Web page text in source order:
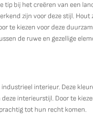
tip bij het creëren van een
zijn voor deze stijl. Hout
te kiezen voor deze
de ruwe en gezellige
interieur. Deze
interieurstijl. Door te
tot hun recht komen.